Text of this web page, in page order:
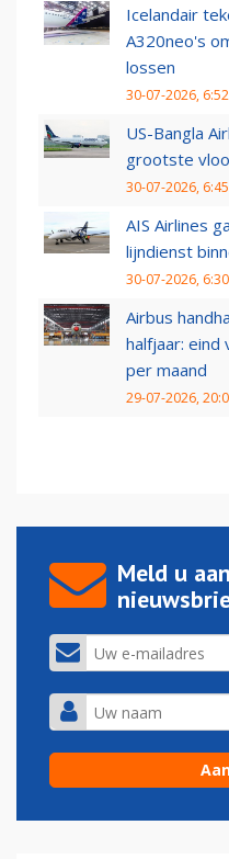
Icelandair
A320neo's
lossen
30-07-2026, 6:52
US-Bangla
grootste
30-07-2026, 6:45
AIS Airlines
lijndienst
30-07-2026, 6:30
Airbus
halfjaar: eind
per maand
29-07-2026,
Meld u